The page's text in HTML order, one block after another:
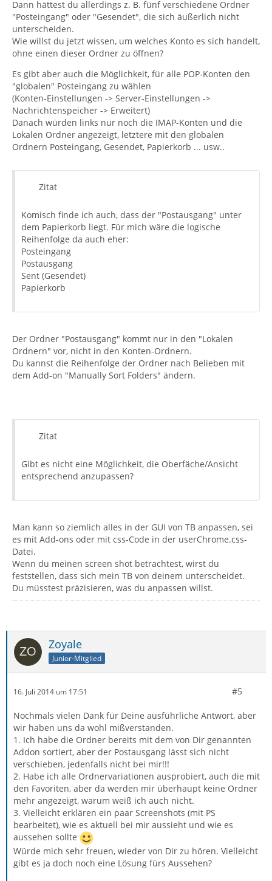
Dann hättest du allerdings z. B. fünf verschiedene Ordner
"Posteingang" oder "Gesendet", die sich äußerlich nicht
unterscheiden.
Wie willst du jetzt wissen, um welches Konto es sich handelt,
ohne einen dieser Ordner zu öffnen?
Es gibt aber auch die Möglichkeit, für alle POP-Konten den
"globalen" Posteingang zu wählen
(Konten-Einstellungen -> Server-Einstellungen ->
Nachrichtenspeicher -> Erweitert)
Danach würden links nur noch die IMAP-Konten und die
Lokalen Ordner angezeigt, letztere mit den globalen
Ordnern Posteingang, Gesendet, Papierkorb ... usw..
Zitat
Komisch finde ich auch, dass der "Postausgang" unter
dem Papierkorb liegt. Für mich wäre die logische
Reihenfolge da auch eher:
Posteingang
Postausgang
Sent (Gesendet)
Papierkorb
Der Ordner "Postausgang" kommt nur in den "Lokalen
Ordnern" vor, nicht in den Konten-Ordnern.
Du kannst die Reihenfolge der Ordner nach Belieben mit
dem Add-on "Manually Sort Folders" ändern.
Zitat
Gibt es nicht eine Möglichkeit, die Oberfäche/Ansicht
entsprechend anzupassen?
Man kann so ziemlich alles in der GUI von TB anpassen, sei
es mit Add-ons oder mit css-Code in der userChrome.css-
Datei.
Wenn du meinen screen shot betrachtest, wirst du
feststellen, dass sich mein TB von deinem unterscheidet.
Du müsstest präzisieren, was du anpassen willst.
Zoyale
Junior-Mitglied
16. Juli 2014 um 17:51 #5
Nochmals vielen Dank für Deine ausführliche Antwort, aber
wir haben uns da wohl mißverstanden.
1. Ich habe die Ordner bereits mit dem von Dir genannten
Addon sortiert, aber der Postausgang lässt sich nicht
verschieben, jedenfalls nicht bei mir!!!
2. Habe ich alle Ordnervariationen ausprobiert, auch die mit
den Favoriten, aber da werden mir überhaupt keine Ordner
mehr angezeigt, warum weiß ich auch nicht.
3. Vielleicht erklären ein paar Screenshots (mit PS
bearbeitet), wie es aktuell bei mir aussieht und wie es
aussehen sollte
Würde mich sehr freuen, wieder von Dir zu hören. Vielleicht
gibt es ja doch noch eine Lösung fürs Aussehen?